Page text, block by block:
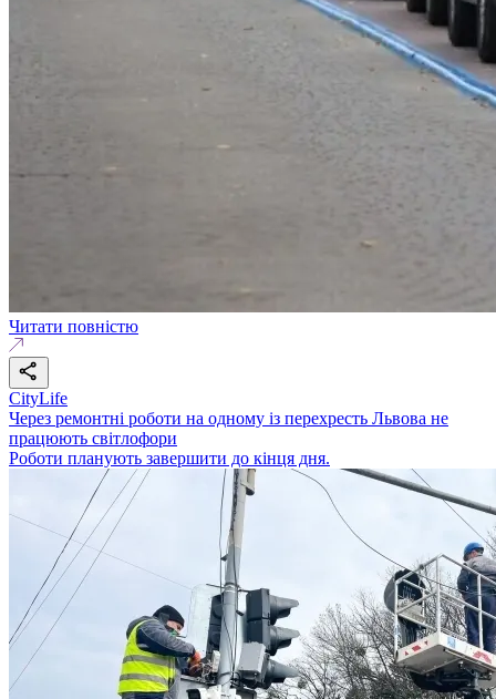
Читати повністю
CityLife
Через ремонтні роботи на одному із перехресть Львова не
працюють світлофори
Роботи планують завершити до кінця дня.